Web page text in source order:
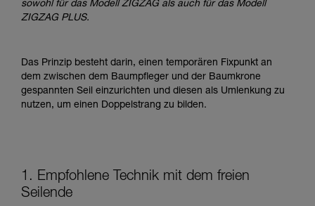
Informationen richtig verstanden haben.
Training voraus. Prüfen Sie zusammen mit
einem Profi, ob Sie in der Lage sind, den
Vorgang alleine sicher zu wiederholen, bevor
Sie ihn eigenständig durchführen.
sowohl für das Modell ZIGZAG als auch für das Modell
ZIGZAG PLUS.
Das Prinzip besteht darin, einen temporären Fixpunkt an
dem zwischen dem Baumpfleger und der Baumkrone
gespannten Seil einzurichten und diesen als Umlenkung zu
nutzen, um einen Doppelstrang zu bilden.
1. Empfohlene Technik mit dem freien
Seilende